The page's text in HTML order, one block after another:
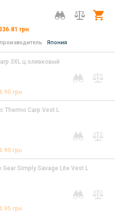
грн
Япония
3XL ц:оливковый
грн
Thermo Carp Vest L
грн
Simply Savage Lite Vest L
грн